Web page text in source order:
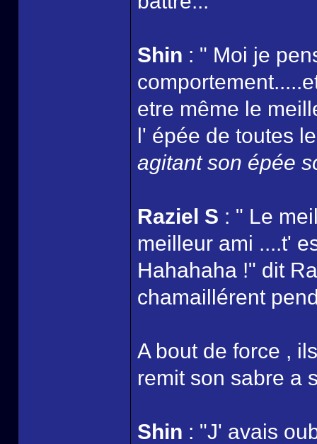
Shin : " Moi je
etre même le
l' épée de toutes
agitant son épée
Raziel S : " Le
meilleur ami ....t'
Hahahaha !" dit
chamaillérent
A bout de force ,
remit son sabre a
Shin : "J' avais